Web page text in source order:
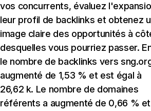
vos concurrents, évaluez
leur profil de backlinks et obtenez
image claire des opportunités à
desquelles vous pourriez passer.
le nombre de backlinks vers
augmenté de 1,53 % et est égal à
26,62 k. Le nombre de domaines
référents a augmenté de 0,66 %